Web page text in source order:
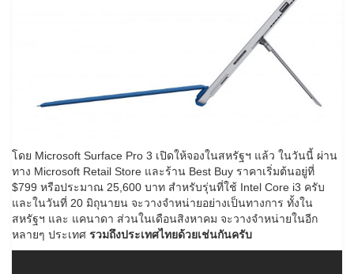
โดย Microsoft Surface Pro 3 เปิดให้จองในสหรัฐฯ แล้ว ในวันนี้ ผ่าน
ทาง Microsoft Retail Store และร้าน Best Buy ราคาเริ่มต้นอยู่ที่
$799 หรือประมาณ 25,600 บาท สำหรับรุ่นที่ใช้ Intel Core i3 ครับ
และในวันที่ 20 มิถุนายน จะวางจำหน่ายอย่างเป็นทางการ ทั้งใน
สหรัฐฯ และ แคนาดา ส่วนในเดือนสิงหาคม จะวางจำหน่ายในอีก
หลายๆ ประเทศ รวมถึงประเทศไทยด้วยเช่นกันครับ